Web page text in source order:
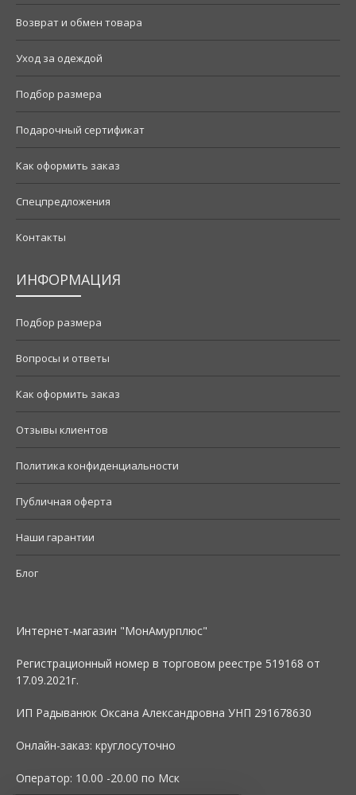
Возврат и обмен товара
Уход за одеждой
Подбор размера
Подарочный сертификат
Как оформить заказ
Спецпредложения
Контакты
ИНФОРМАЦИЯ
Подбор размера
Вопросы и ответы
Как оформить заказ
Отзывы клиентов
Политика конфиденциальности
Публичная оферта
Наши гарантии
Блог
Интернет-магазин "МонАмурплюс"
Регистрационный номер в торговом реестре 519168 от
17.09.2021г.
ИП Радыванюк Оксана Александровна УНП 291678630
Онлайн-заказ: круглосуточно
Оператор: 10.00 -20.00 по Мск